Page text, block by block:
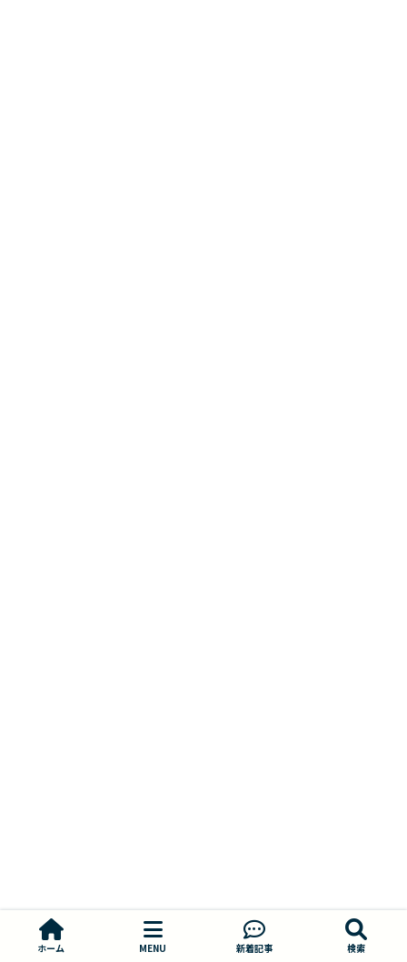
ホーム MENU 新着記事 検索